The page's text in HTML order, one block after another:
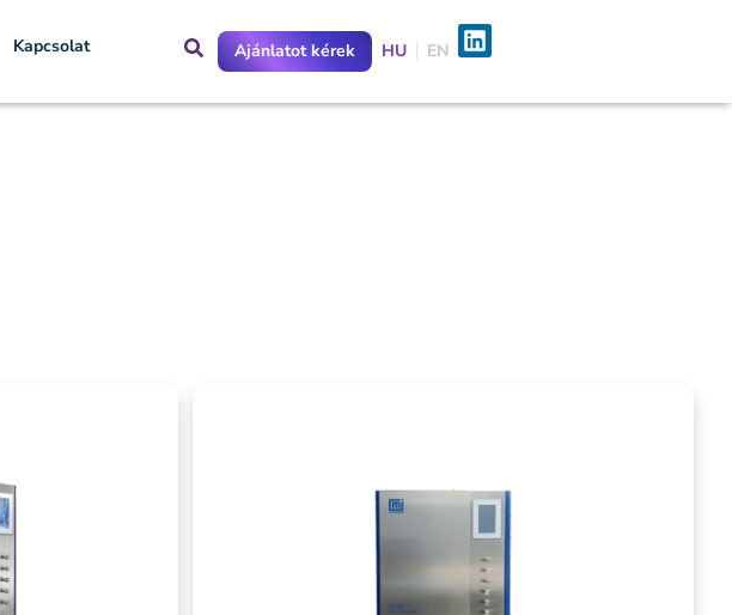
Kapcsolat Ajánlatot kérek HU EN